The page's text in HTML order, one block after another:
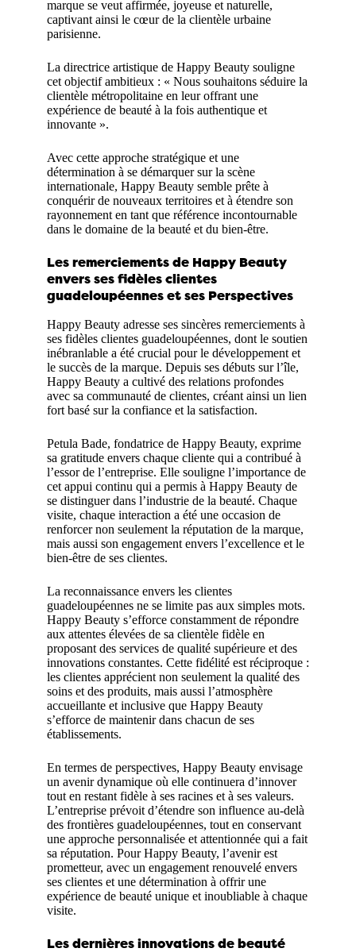
marque se veut affirmée, joyeuse et naturelle,
captivant ainsi le cœur de la clientèle urbaine
parisienne.
La directrice artistique de Happy Beauty souligne
cet objectif ambitieux : « Nous souhaitons séduire la
clientèle métropolitaine en leur offrant une
expérience de beauté à la fois authentique et
innovante ».
Avec cette approche stratégique et une
détermination à se démarquer sur la scène
internationale, Happy Beauty semble prête à
conquérir de nouveaux territoires et à étendre son
rayonnement en tant que référence incontournable
dans le domaine de la beauté et du bien-être.
Les remerciements de Happy Beauty
envers ses fidèles clientes
guadeloupéennes et ses Perspectives
Happy Beauty adresse ses sincères remerciements à
ses fidèles clientes guadeloupéennes, dont le soutien
inébranlable a été crucial pour le développement et
le succès de la marque. Depuis ses débuts sur l’île,
Happy Beauty a cultivé des relations profondes
avec sa communauté de clientes, créant ainsi un lien
fort basé sur la confiance et la satisfaction.
Petula Bade, fondatrice de Happy Beauty, exprime
sa gratitude envers chaque cliente qui a contribué à
l’essor de l’entreprise. Elle souligne l’importance de
cet appui continu qui a permis à Happy Beauty de
se distinguer dans l’industrie de la beauté. Chaque
visite, chaque interaction a été une occasion de
renforcer non seulement la réputation de la marque,
mais aussi son engagement envers l’excellence et le
bien-être de ses clientes.
La reconnaissance envers les clientes
guadeloupéennes ne se limite pas aux simples mots.
Happy Beauty s’efforce constamment de répondre
aux attentes élevées de sa clientèle fidèle en
proposant des services de qualité supérieure et des
innovations constantes. Cette fidélité est réciproque :
les clientes apprécient non seulement la qualité des
soins et des produits, mais aussi l’atmosphère
accueillante et inclusive que Happy Beauty
s’efforce de maintenir dans chacun de ses
établissements.
En termes de perspectives, Happy Beauty envisage
un avenir dynamique où elle continuera d’innover
tout en restant fidèle à ses racines et à ses valeurs.
L’entreprise prévoit d’étendre son influence au-delà
des frontières guadeloupéennes, tout en conservant
une approche personnalisée et attentionnée qui a fait
sa réputation. Pour Happy Beauty, l’avenir est
prometteur, avec un engagement renouvelé envers
ses clientes et une détermination à offrir une
expérience de beauté unique et inoubliable à chaque
visite.
Les dernières innovations de beauté